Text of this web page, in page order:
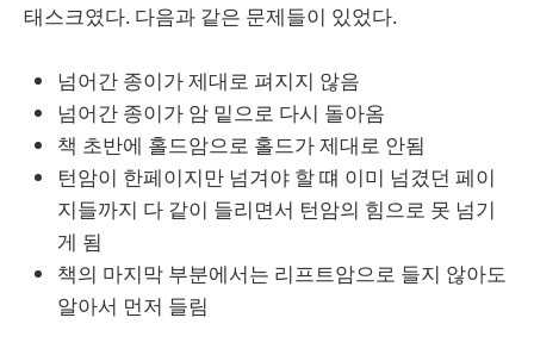
태스크였다. 다음과 같은 문제들이 있었다.
넘어간 종이가 제대로 펴지지 않음
넘어간 종이가 암 밑으로 다시 돌아옴
책 초반에 홀드암으로 홀드가 제대로 안됨
턴암이 한페이지만 넘겨야 할 떄 이미 넘겼던 페이
지들까지 다 같이 들리면서 턴암의 힘으로 못 넘기
게 됨
책의 마지막 부분에서는 리프트암으로 들지 않아도
알아서 먼저 들림